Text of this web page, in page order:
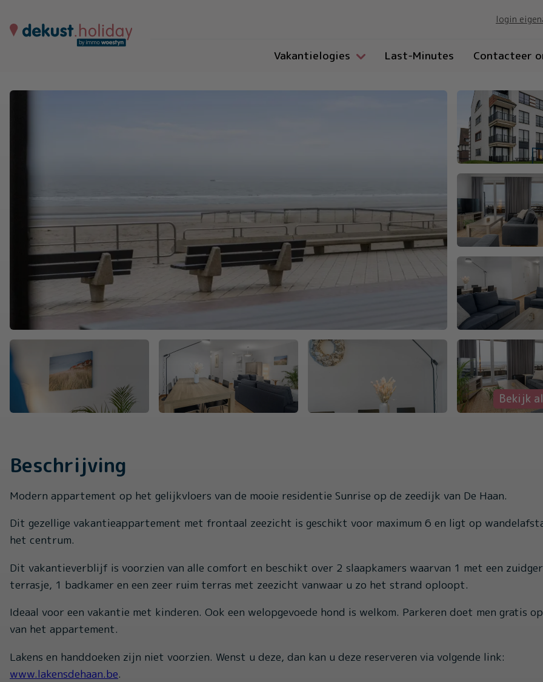
login
Vakantielogies Last-Minutes Contacteer
Bekijk
Beschrijving
Modern appartement op het gelijkvloers van de mooie residentie Sunrise op de zeedijk van De Haan.
Dit gezellige vakantieappartement met frontaal zeezicht is geschikt voor maximum 6 en ligt op
het centrum.
Dit vakantieverblijf is voorzien van alle comfort en beschikt over 2 slaapkamers waarvan 1 met een
terrasje, 1 badkamer en een zeer ruim terras met zeezicht vanwaar u zo het strand oploopt.
Ideaal voor een vakantie met kinderen. Ook een welopgevoede hond is welkom. Parkeren doet men gratis
van het appartement.
Lakens en handdoeken zijn niet voorzien. Wenst u deze, dan kan u deze reserveren via volgende link:
www.lakensdehaan.be.